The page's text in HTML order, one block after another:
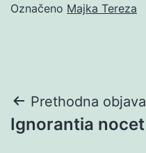
Označeno Majka Tereza
Navigacija
objava
Prethodna objava
Ignorantia nocet